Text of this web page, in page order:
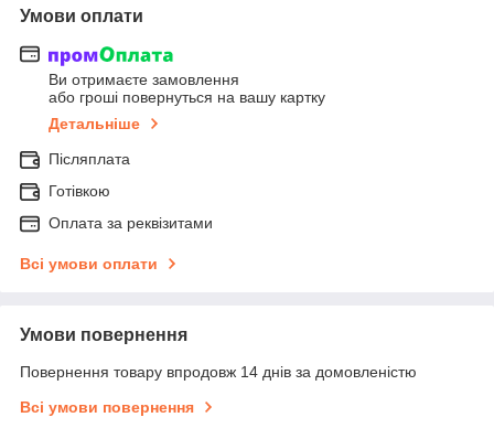
Умови оплати
Ви отримаєте замовлення
або гроші повернуться на вашу картку
Детальніше
Післяплата
Готівкою
Оплата за реквізитами
Всі умови оплати
Умови повернення
Повернення товару впродовж 14 днів за домовленістю
Всі умови повернення